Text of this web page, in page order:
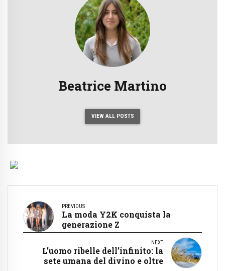
Beatrice Martino
VIEW ALL POSTS
PREVIOUS
La moda Y2K conquista la
generazione Z
NEXT
L’uomo ribelle dell’infinito: la
sete umana del divino e oltre